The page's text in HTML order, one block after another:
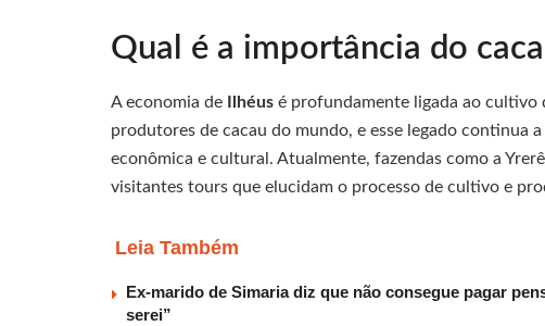
Qual é a importância do
A economia de Ilhéus é profundamente ligada ao cultivo
produtores de cacau do mundo, e esse legado continua
econômica e cultural. Atualmente, fazendas como a
visitantes tours que elucidam o processo de cultivo e
Leia Também
Ex-marido de Simaria diz que não consegue pagar
serei”